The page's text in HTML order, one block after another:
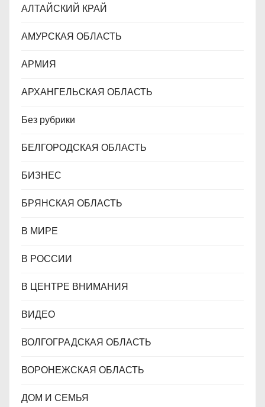
с
я
м
АЛТАЙСКИЙ КРАЙ
АМУРСКАЯ ОБЛАСТЬ
АРМИЯ
АРХАНГЕЛЬСКАЯ ОБЛАСТЬ
Без рубрики
БЕЛГОРОДСКАЯ ОБЛАСТЬ
БИЗНЕС
БРЯНСКАЯ ОБЛАСТЬ
В МИРЕ
В РОССИИ
В ЦЕНТРЕ ВНИМАНИЯ
ВИДЕО
ВОЛГОГРАДСКАЯ ОБЛАСТЬ
ВОРОНЕЖСКАЯ ОБЛАСТЬ
ДОМ И СЕМЬЯ